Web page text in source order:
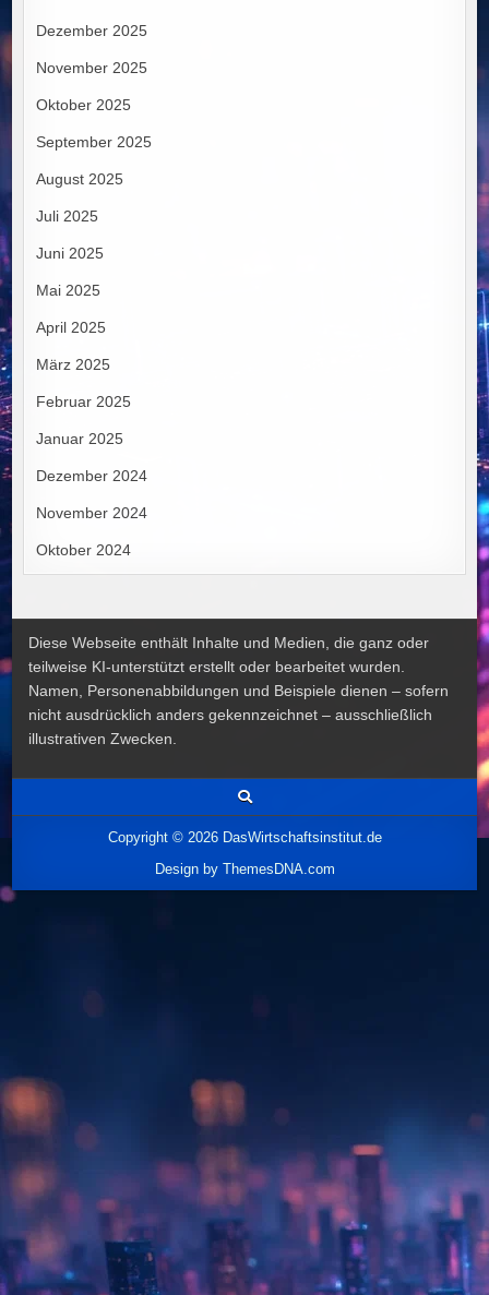
Dezember 2025
November 2025
Oktober 2025
September 2025
August 2025
Juli 2025
Juni 2025
Mai 2025
April 2025
März 2025
Februar 2025
Januar 2025
Dezember 2024
November 2024
Oktober 2024
Diese Webseite enthält Inhalte und Medien, die ganz oder
teilweise KI-unterstützt erstellt oder bearbeitet wurden.
Namen, Personenabbildungen und Beispiele dienen – sofern
nicht ausdrücklich anders gekennzeichnet – ausschließlich
illustrativen Zwecken.
Copyright © 2026 DasWirtschaftsinstitut.de
Design by ThemesDNA.com